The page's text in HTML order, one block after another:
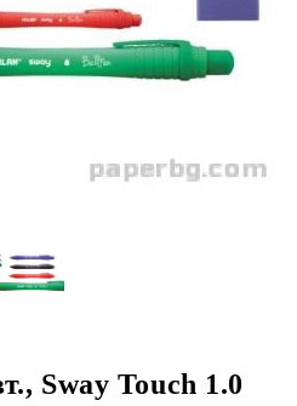
Sway Touch 1.0